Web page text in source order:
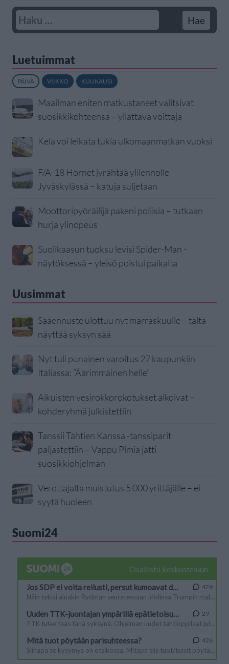
Luetuimmat
PÄIVÄ VIIKKO KUUKAUSI
Maailman eniten matkustaneet valitsivat
suosikkikohteensa – yllättävä voittaja
Kela voi leikata tukia ulkomaanmatkan vuoksi
F/A-18 Hornet jyrähtää ylilennolle
Jyväskylässä – katuja suljetaan
Moottoripyöräilijä pakeni poliisia – tutkaan
hurja ylinopeus
Suolikaasun tuoksu levisi Spider-Man -
näytöksessä – yleisö poistui paikalta
Uusimmat
Sääennuste ulottuu nyt marraskuulle – tältä
näyttää syksyn sää
Nyt tuli punainen varoitus 27 kaupunkiin
Italiassa: ”Äärimmäinen helle”
Aikuisten vesirokkorokotukset alkoivat –
kohderyhmä julkistettiin
Tanssii Tähtien Kanssa -tanssiparit
paljastettiin – Vappu Pimiä jätti
suosikkiohjelman
Verottajalta muistutus 5 000 yrittäjälle – ei
syytä huoleen
Suomi24